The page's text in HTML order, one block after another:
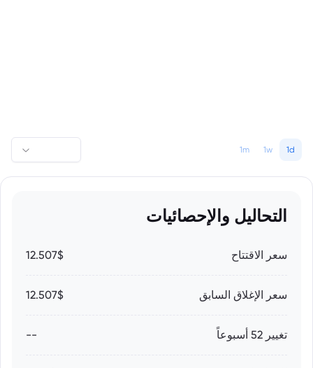
1d
1w
1m
التحاليل والإحصائيات
سعر الاقتتاح 12.507$
سعر الإغلاق السابق 12.507$
تغيير 52 أسبوعاً --